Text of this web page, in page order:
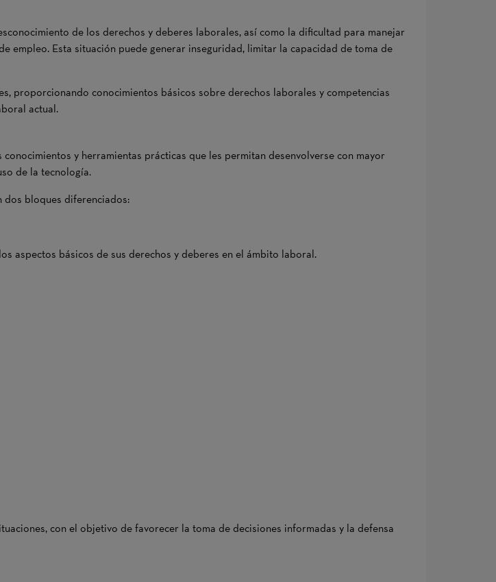
de los derechos y deberes laborales, así como la dificultad para manejar
empleo. Esta situación puede generar inseguridad, limitar la capacidad de toma de
proporcionando conocimientos básicos sobre derechos laborales y competencias
actual.
y herramientas prácticas que les permitan desenvolverse con mayor
de la tecnología.
dos bloques diferenciados:
aspectos básicos de sus derechos y deberes en el ámbito laboral.
con el objetivo de favorecer la toma de decisiones informadas y la defensa